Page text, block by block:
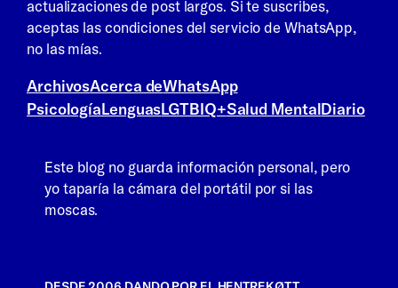
actualizaciones de post largos. Si te suscribes,
aceptas las condiciones del servicio de WhatsApp,
no las mías.
ArchivosAcerca deWhatsApp
PsicologíaLenguasLGTBIQ+Salud MentalDiario
Este blog no guarda información personal, pero
yo taparía la cámara del portátil por si las
moscas.